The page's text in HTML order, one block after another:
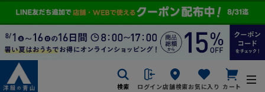
検索 ログイン店舗検索お気に入り カート